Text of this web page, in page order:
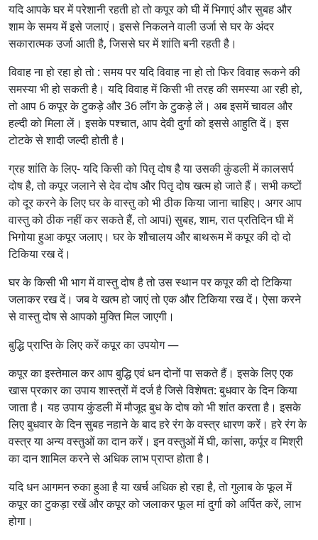
यदि आपके घर में परेशानी रहती हो तो कपूर को घी में भिगाएं और सुबह और
शाम के समय में इसे जलाएं। इससे निकलने वाली उर्जा से घर के अंदर
सकारात्मक उर्जा आती है, जिससे घर में शांति बनी रहती है।
विवाह ना हो रहा हो तो : समय पर यदि विवाह ना हो तो फिर विवाह रूकने की
समस्या भी हो सकती है। यदि विवाह में किसी भी तरह की समस्या आ रही हो,
तो आप 6 कपूर के टुकड़े और 36 लौंग के टुकड़े लें। अब इसमें चावल और
हल्दी को मिला लें। इसके पश्चात, आप देवी दुर्गा को इससे आहुति दें। इस
टोटके से शादी जल्दी होती है।
ग्रह शांति के लिए- यदि किसी को पितृ दोष है या उसकी कुंडली में कालसर्प
दोष है, तो कपूर जलाने से देव दोष और पितृ दोष खत्म हो जाते हैं। सभी कष्टों
को दूर करने के लिए घर के वास्तु को भी ठीक किया जाना चाहिए। अगर आप
वास्तु को ठीक नहीं कर सकते हैं, तो आपi) सुबह, शाम, रात प्रतिदिन घी में
भिगोया हुआ कपूर जलाए। घर के शौचालय और बाथरूम में कपूर की दो दो
टिकिया रख दें।
घर के किसी भी भाग में वास्तु दोष है तो उस स्थान पर कपूर की दो टिकिया
जलाकर रख दें। जब वे खत्म हो जाएं तो एक और टिकिया रख दें। ऐसा करने
से वास्तु दोष से आपको मुक्ति मिल जाएगी।
बुद्धि प्राप्ति के लिए करें कपूर का उपयोग —
कपूर का इस्तेमाल कर आप बुद्धि एवं धन दोनों पा सकते हैं। इसके लिए एक
खास प्रकार का उपाय शास्त्रों में दर्ज है जिसे विशेषत: बुधवार के दिन किया
जाता है। यह उपाय कुंडली में मौजूद बुध के दोष को भी शांत करता है। इसके
लिए बुधवार के दिन सुबह नहाने के बाद हरे रंग के वस्त्र धारण करें। हरे रंग के
वस्त्र या अन्य वस्तुओं का दान करें। इन वस्तुओं में घी, कांसा, कर्पूर व मिश्री
का दान शामिल करने से अधिक लाभ प्राप्त होता है।
यदि धन आगमन रुका हुआ है या खर्च अधिक हो रहा है, तो गुलाब के फूल में
कपूर का टुकड़ा रखें और कपूर को जलाकर फूल मां दुर्गा को अर्पित करें, लाभ
होगा।